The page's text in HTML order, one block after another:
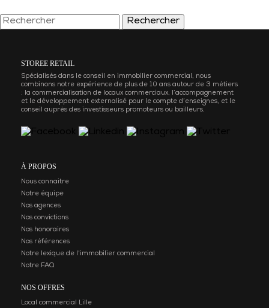
Rechercher
STOREE RETAIL
Spécialisés dans le conseil en immobilier commercial, nous
combinons notre expérience de plus de 10 ans autour de 3 métiers
: la commercialisation de locaux commerciaux, l’accompagnement
et le développement externalisé pour le compte d’enseignes, et le
conseil auprès des investisseurs promoteurs ou bailleurs.
À PROPOS
Nous connaitre
Notre équipe
Nos agences
Nos convictions
Nos honoraires
Nos références
Notre lexique de l'immobilier commercial
Notre FAQ
NOS OFFRES
Local commercial Lille